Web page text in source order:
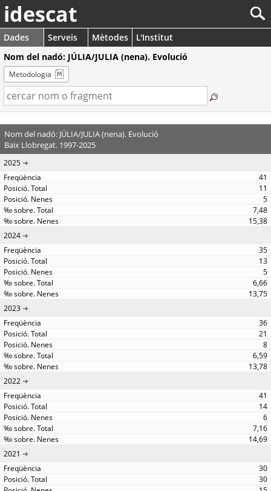
idescat
Dades Serveis Mètodes
L'Institut
Nom del nadó: JÚLIA/JULIA (nena). Evolució
Metodologia
Nom del nadó: JÚLIA/JULIA (nena). Evolució
Baix Llobregat. 1997-2025
2025
41
11
5
7,48
15,38
2024
35
13
5
6,66
13,75
2023
36
21
8
6,59
13,78
2022
41
14
6
7,16
14,69
2021
30
30